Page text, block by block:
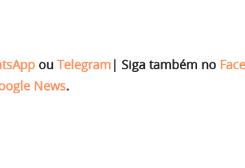
ou Telegram | Siga também no
News.